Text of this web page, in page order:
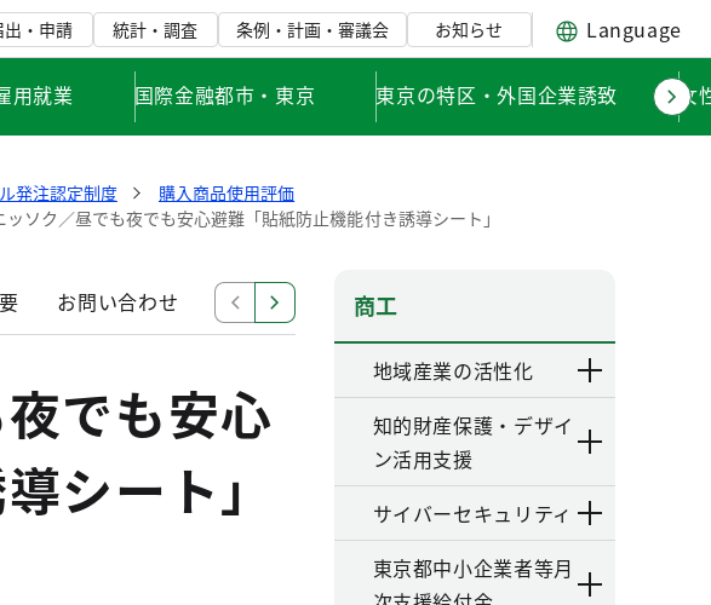
出・申請 統計・調査 条例・計画・審議会 お知らせ Language
用就業 国際金融都市・東京 東京の特区・外国企業誘致 女
発注認定制度
購入商品使用評価
ッソク／昼でも夜でも安心避難「貼紙防止機能付き誘導シート」
お問い合わせ 購入商品使用評価
でも安心
シート」
商工
地域産業の活性化
知的財産保護・デザイ
ン活用支援
サイバーセキュリティ
東京都中小企業者等月